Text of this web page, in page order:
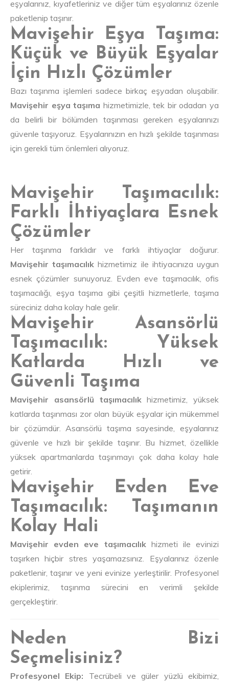
eşyalarınız, kıyafetleriniz ve diğer tüm eşyalarınız özenle
paketlenip taşınır.
Mavişehir Eşya Taşıma:
Küçük ve Büyük Eşyalar
İçin Hızlı Çözümler
Bazı taşınma işlemleri sadece birkaç eşyadan oluşabilir.
Mavişehir eşya taşıma hizmetimizle, tek bir odadan ya
da belirli bir bölümden taşınması gereken eşyalarınızı
güvenle taşıyoruz. Eşyalarınızın en hızlı şekilde taşınması
için gerekli tüm önlemleri alıyoruz.
Mavişehir Taşımacılık:
Farklı İhtiyaçlara Esnek
Çözümler
Her taşınma farklıdır ve farklı ihtiyaçlar doğurur.
Mavişehir taşımacılık hizmetimiz ile ihtiyacınıza uygun
esnek çözümler sunuyoruz. Evden eve taşımacılık, ofis
taşımacılığı, eşya taşıma gibi çeşitli hizmetlerle, taşıma
süreciniz daha kolay hale gelir.
Mavişehir Asansörlü
Taşımacılık: Yüksek
Katlarda Hızlı ve
Güvenli Taşıma
Mavişehir asansörlü taşımacılıkhizmetimiz, yüksek
katlarda taşınması zor olan büyük eşyalar için mükemmel
bir çözümdür. Asansörlü taşıma sayesinde, eşyalarınız
güvenle ve hızlı bir şekilde taşınır. Bu hizmet, özellikle
yüksek apartmanlarda taşınmayı çok daha kolay hale
getirir.
Mavişehir Evden Eve
Taşımacılık: Taşımanın
Kolay Hali
Mavişehir evden eve taşımacılıkhizmeti ile evinizi
taşırken hiçbir stres yaşamazsınız. Eşyalarınız özenle
paketlenir, taşınır ve yeni evinize yerleştirilir. Profesyonel
ekiplerimiz, taşınma sürecini en verimli şekilde
gerçekleştirir.
Neden Bizi
Seçmelisiniz?
Profesyonel Ekip: Tecrübeli ve güler yüzlü ekibimiz,